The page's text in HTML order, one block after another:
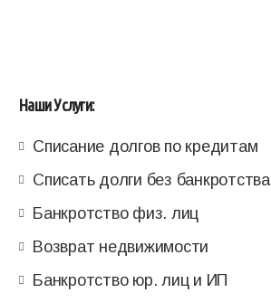
Наши Услуги:
Списание долгов по кредитам
Списать долги без банкротства
Банкротство физ. лиц
Возврат недвижимости
Банкротство юр. лиц и ИП